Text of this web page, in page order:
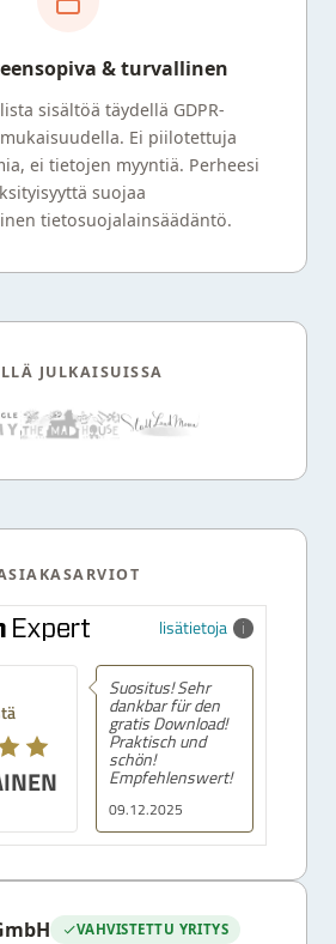
& turvallinen
sisältöä täydellä GDPR-
Ei piilotettuja
ei tietojen myyntiä. Perheesi
suojaa
tietosuojalainsäädäntö.
JULKAISUISSA
lisätietoja
09.12.2025
Suositus! Sehr
dankbar für den
gratis Download!
Praktisch und
schön!
Empfehlenswert!
VAHVISTETTU YRITYS